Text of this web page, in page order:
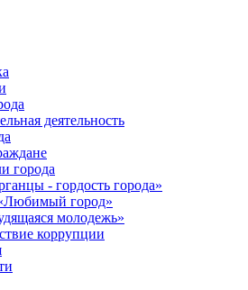
деятельность
города
- гордость города»
город»
молодежь»
коррупции